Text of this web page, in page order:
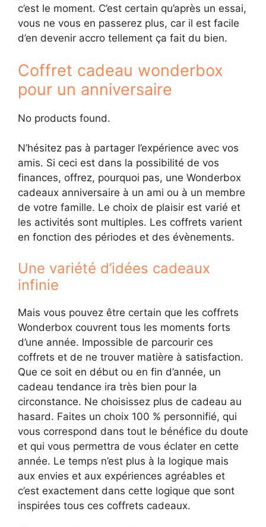
c’est le moment. C’est certain qu’après un essai,
vous ne vous en passerez plus, car il est facile
d’en devenir accro tellement ça fait du bien.
Coffret cadeau wonderbox
pour un anniversaire
No products found.
N’hésitez pas à partager l’expérience avec vos
amis. Si ceci est dans la possibilité de vos
finances, offrez, pourquoi pas, une Wonderbox
cadeaux anniversaire à un ami ou à un membre
de votre famille. Le choix de plaisir est varié et
les activités sont multiples. Les coffrets varient
en fonction des périodes et des évènements.
Une variété d’idées cadeaux
infinie
Mais vous pouvez être certain que les coffrets
Wonderbox couvrent tous les moments forts
d’une année. Impossible de parcourir ces
coffrets et de ne trouver matière à satisfaction.
Que ce soit en début ou en fin d’année, un
cadeau tendance ira très bien pour la
circonstance. Ne choisissez plus de cadeau au
hasard. Faites un choix 100 % personnifié, qui
vous correspond dans tout le bénéfice du doute
et qui vous permettra de vous éclater en cette
année. Le temps n’est plus à la logique mais
aux envies et aux expériences agréables et
c’est exactement dans cette logique que sont
inspirées tous ces coffrets cadeaux.